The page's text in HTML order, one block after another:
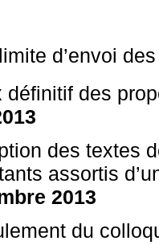
d’envoi
définitif des
des textes
assortis
2013
du